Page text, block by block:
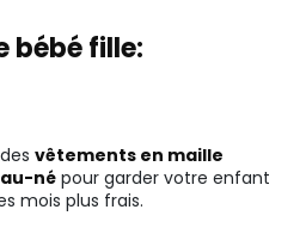
bébé fille:
vêtements en maille
né pour garder votre enfant
mois plus frais.